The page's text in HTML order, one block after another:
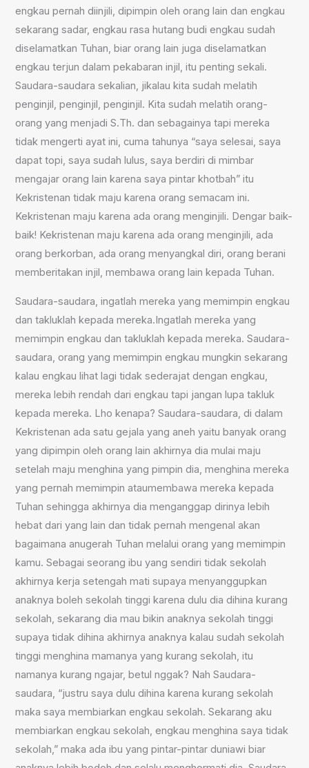
engkau pernah diinjili, dipimpin oleh orang lain dan engkau
sekarang sadar, engkau rasa hutang budi engkau sudah
diselamatkan Tuhan, biar orang lain juga diselamatkan
engkau terjun dalam pekabaran injil, itu penting sekali.
Saudara-saudara sekalian, jikalau kita sudah melatih
penginjil, penginjil, penginjil. Kita sudah melatih orang-
orang yang menjadi S.Th. dan sebagainya tapi mereka
tidak mengerti ayat ini, cuma tahunya “saya selesai, saya
dapat topi, saya sudah lulus, saya berdiri di mimbar
mengajar orang lain karena saya pintar khotbah” itu
Kekristenan tidak maju karena orang semacam ini.
Kekristenan maju karena ada orang menginjili. Dengar baik-
baik! Kekristenan maju karena ada orang menginjili, ada
orang berkorban, ada orang menyangkal diri, orang berani
memberitakan injil, membawa orang lain kepada Tuhan.
Saudara-saudara, ingatlah mereka yang memimpin engkau
dan takluklah kepada mereka.Ingatlah mereka yang
memimpin engkau dan takluklah kepada mereka. Saudara-
saudara, orang yang memimpin engkau mungkin sekarang
kalau engkau lihat lagi tidak sederajat dengan engkau,
mereka lebih rendah dari engkau tapi jangan lupa takluk
kepada mereka. Lho kenapa? Saudara-saudara, di dalam
Kekristenan ada satu gejala yang aneh yaitu banyak orang
yang dipimpin oleh orang lain akhirnya dia mulai maju
setelah maju menghina yang pimpin dia, menghina mereka
yang pernah memimpin ataumembawa mereka kepada
Tuhan sehingga akhirnya dia menganggap dirinya lebih
hebat dari yang lain dan tidak pernah mengenal akan
bagaimana anugerah Tuhan melalui orang yang memimpin
kamu. Sebagai seorang ibu yang sendiri tidak sekolah
akhirnya kerja setengah mati supaya menyanggupkan
anaknya boleh sekolah tinggi karena dulu dia dihina kurang
sekolah, sekarang dia mau bikin anaknya sekolah tinggi
supaya tidak dihina akhirnya anaknya kalau sudah sekolah
tinggi menghina mamanya yang kurang sekolah, itu
namanya kurang ngajar, betul nggak? Nah Saudara-
saudara, “justru saya dulu dihina karena kurang sekolah
maka saya membiarkan engkau sekolah. Sekarang aku
membiarkan engkau sekolah, engkau menghina saya tidak
sekolah,” maka ada ibu yang pintar-pintar duniawi biar